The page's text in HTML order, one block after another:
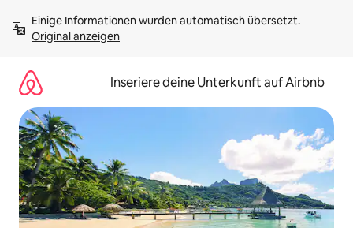
Inhalten
springenOriginal anzeigen
Inseriere deine Unterkunft auf Airbnb